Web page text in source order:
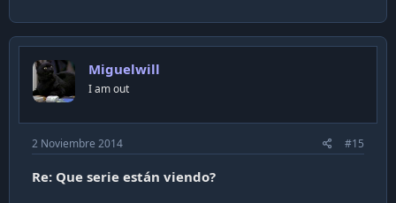
Miguelwill
I am out
2 Noviembre 2014 #15
Re: Que serie están viendo?